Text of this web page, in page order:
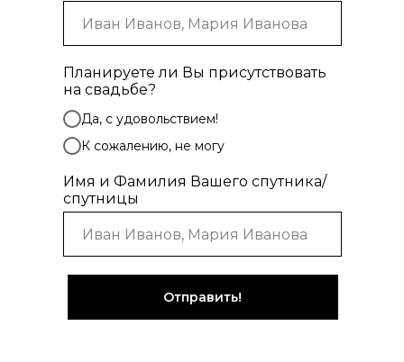
Планируете ли Вы присутствовать
на свадьбе?
Да, с удовольствием!
К сожалению, не могу
Имя и Фамилия Вашего спутника/
спутницы
Отправить!